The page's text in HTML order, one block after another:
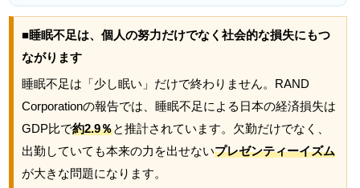
■睡眠不足は、個人の努力だけでなく社会的な損失にもつ
ながります
睡眠不足は「少し眠い」だけで終わりません。RAND
Corporationの報告では、睡眠不足による日本の経済損失は
GDP比で約2.9％と推計されています。欠勤だけでなく、
出勤していても本来の力を出せないプレゼンティーイズム
が大きな問題になります。